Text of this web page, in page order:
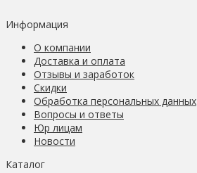
Информация
О компании
Доставка и оплата
Отзывы и заработок
Скидки
Обработка персональных данных
Вопросы и ответы
Юр лицам
Новости
Каталог